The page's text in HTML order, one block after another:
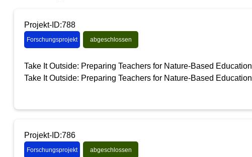
Projekt-ID:788
Forschungsprojekt abgeschlossen
Take It Outside: Preparing Teachers for Nature-Based Education
Take It Outside: Preparing Teachers for Nature-Based Education
Projekt-ID:786
Forschungsprojekt abgeschlossen